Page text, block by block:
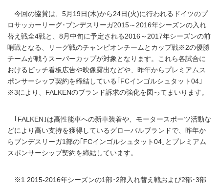
今回の協賛は、5月19日(木)から24日(火)に行われるドイツのプ
ロサッカーリーグ･ブンデスリーガ2015～2016年シーズンの入れ
替え戦全4戦と、8月中旬に予定される2016～2017年シーズンの前
哨戦となる、リーグ戦のチャンピオンチームとカップ戦※2の優勝
チームが戦うスーパーカップが対象となります。これら各試合に
おけるピッチ看板広告や映像露出などや、昨年からプレミアムス
ポンサーシップ契約を締結している｢FCインゴルシュタット04｣
※3により、FALKENのブランド訴求の強化を図ってまいります。
｢FALKEN｣は高性能車への新車装着や、モータースポーツ活動な
どにより高い支持を獲得しているグローバルブランドで、昨年か
らブンデスリーガ1部の｢FCインゴルシュタット04｣とプレミアム
スポンサーシップ契約を締結しています。
※1 2015-2016年シーズンの1部･2部入れ替え戦および2部･3部